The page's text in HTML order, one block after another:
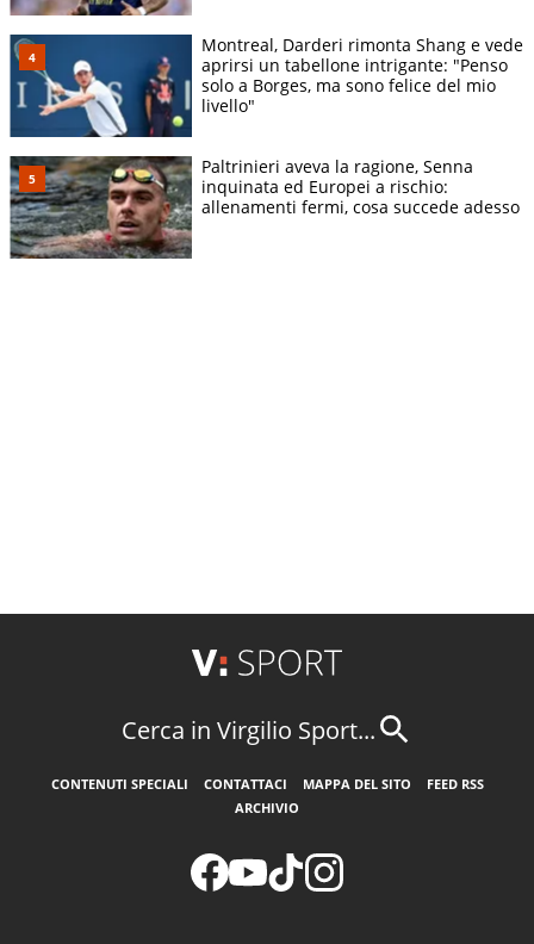
Montreal, Darderi rimonta Shang e vede
aprirsi un tabellone intrigante: "Penso
solo a Borges, ma sono felice del mio
livello"
Paltrinieri aveva la ragione, Senna
inquinata ed Europei a rischio:
allenamenti fermi, cosa succede adesso
Cerca in Virgilio Sport...
CONTENUTI SPECIALI CONTATTACI MAPPA DEL SITO
FEED RSS
ARCHIVIO